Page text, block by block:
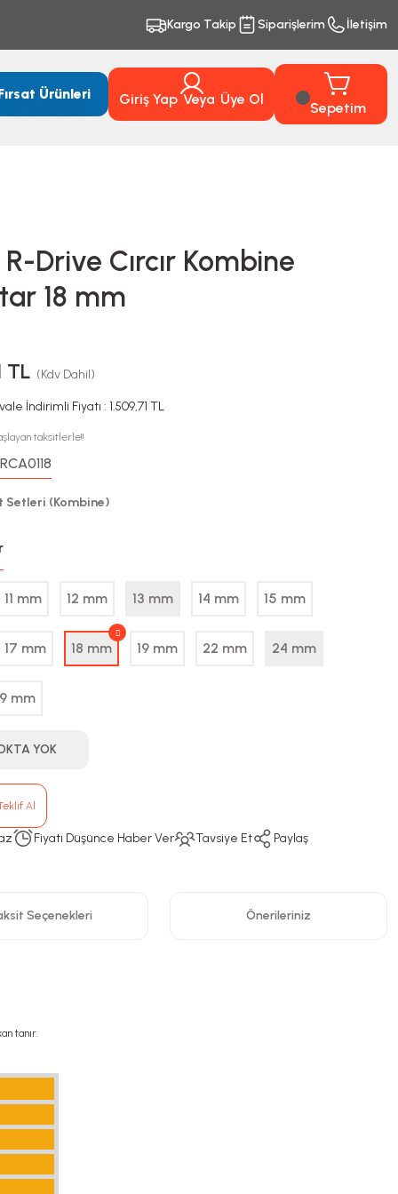
Kargo Takip Siparişlerim İletişim
Ürünleri Giriş Yap Veya Üye Ol
Sepetim
Drive Cırcır Kombine
18 mm
TL (Kdv Dahil)
İndirimli Fiyatı : 1.509,71 TL
taksitlerle!!
RCA0118
Setleri (Kombine)
11 mm 12 mm 13 mm 14 mm 15 mm
17 mm 18 mm 19 mm 22 mm 24 mm
9 mm
YOK
Al
Fiyatı Düşünce Haber Ver Tavsiye Et Paylaş
Seçenekleri Önerileriniz
tanır.